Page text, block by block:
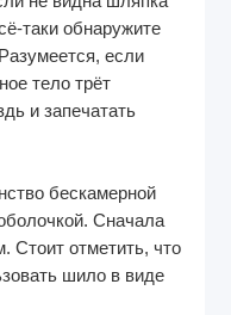
таки обнаружите
если
тело трёт
и запечатать
бескамерной
Сначала
Стоит отметить, что
шило в виде